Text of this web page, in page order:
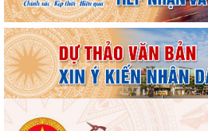
Phường Việt Hòa triển khai nhiệm vụ
phục vụ công tác lấy mẫu hài cốt...
Chủ động ứng phó với mưa lớn, lũ, ngập
mưa đá
UBND thành phố yêu cầu rà soát, chuẩn
dứt phát sinh "giấy phép con"